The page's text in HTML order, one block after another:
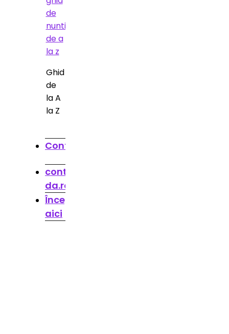
Ghid
de
la A
la Z
Contact
contact@spune-
da.ro
Începe
aici